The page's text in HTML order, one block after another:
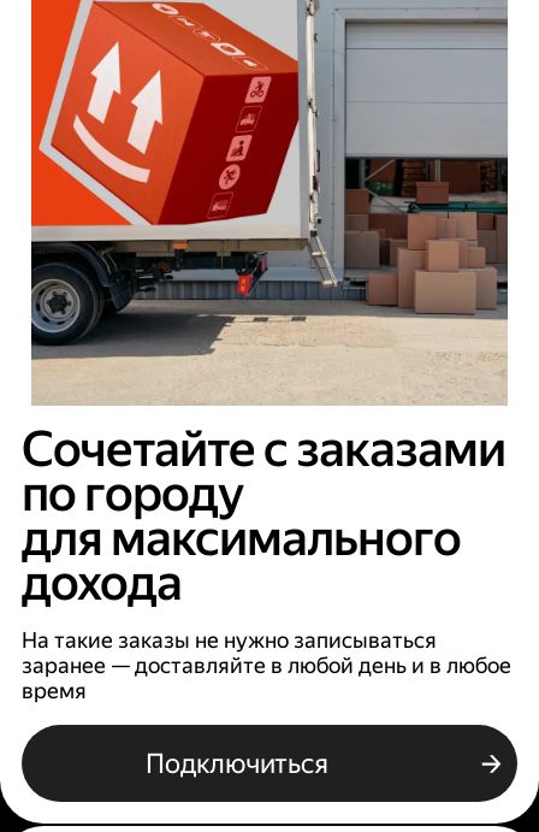
Сочетайте с заказами
по городу
для максимального
дохода
На такие заказы не нужно записываться
заранее — доставляйте в любой день и в любое
время
Подключиться